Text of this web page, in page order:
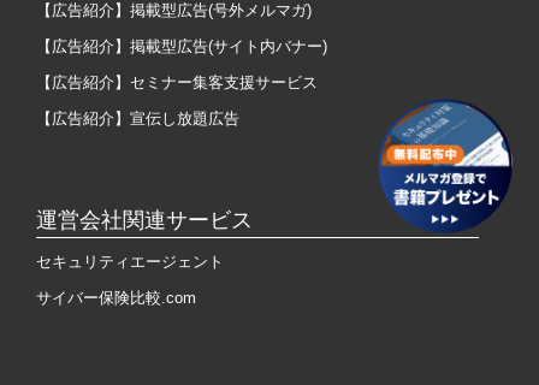
【広告紹介】掲載型広告(号外メルマガ)
【広告紹介】掲載型広告(サイト内バナー)
【広告紹介】セミナー集客支援サービス
【広告紹介】宣伝し放題広告
運営会社関連サービス
セキュリティエージェント
サイバー保険比較.com